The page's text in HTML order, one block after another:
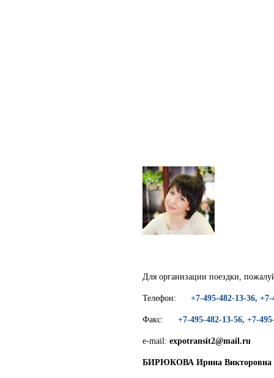
Для организации поездки,
Телефон: +7-495-482-13-36,
Факс: +7-495-482-13-56, +7-
e-mail: expotransit2@mail.ru
БИРЮКОВА Ирина Викторовна